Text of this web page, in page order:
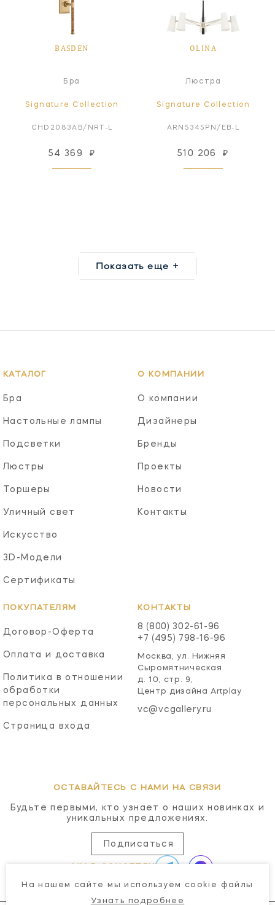
BASDEN
Бра
Signature Collection
CHD2083AB/NRT-L
54 369 ₽
OLINA
Люстра
Signature Collection
ARN5345PN/EB-L
510 206 ₽
Показать еще +
КАТАЛОГ
Бра
Настольные лампы
Подсветки
Люстры
Торшеры
Уличный свет
Искусство
3D-Модели
Сертификаты
О КОМПАНИИ
О компании
Дизайнеры
Бренды
Проекты
Новости
Контакты
ПОКУПАТЕЛЯМ
Договор-Оферта
Оплата и доставка
Политика в отношении
обработки
персональных данных
Страница входа
КОНТАКТЫ
8 (800) 302-61-96
+7 (495) 798-16-96
Москва, ул. Нижняя
Сыромятническая
д. 10, стр. 9,
Центр дизайна Artplay
vc@vcgallery.ru
ОСТАВАЙТЕСЬ С НАМИ НА СВЯЗИ
Будьте первыми, кто узнает о наших новинках и
уникальных предложениях.
Подписаться
На нашем сайте мы используем cookie файлы
Узнать подробнее